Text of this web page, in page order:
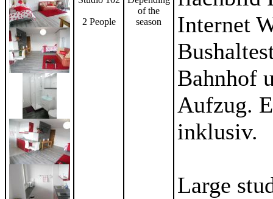
2 People
of the
season
Internet
Bahnhof
Aufzug.
inklusiv.
Large